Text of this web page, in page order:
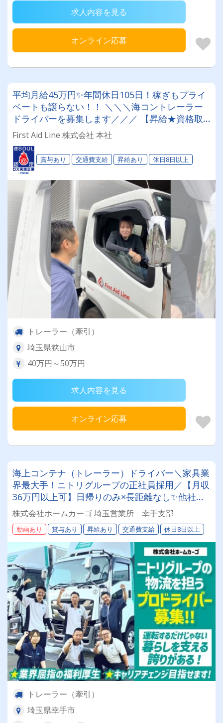
求人内容を見る
オンライン応募
平均月給45万円✨年間休日105日！稼ぎもプライ
ベートも譲らない！！ ＼＼＼海コントレーラー
ドライバーを募集します／／／ 【昇給★資格取
得支援☆ジム設備あり☆20代～50代活躍中✨】
First Aid Line 株式会社 本社
賞与あり 交通費支給 昇給あり 休日8日以上
トレーラー（牽引）
埼玉県狭山市
40万円～50万円
求人内容を見る
オンライン応募
海上コンテナ（トレーラー）ドライバー＼家具業
界最大手！ニトリグループの正社員採用／【月収
36万円以上可】日帰りのみ×長距離なし✨他社に
はないニトリグループならではの福利厚生多数｜
★採用枠に限りあり！人員充足次第、予告なく募
集終了となります＜ご応募はお早目に！＞★
株式会社ホームカーゴ 埼玉営業所 幸手支部
動画あり 賞与あり 昇給あり 交通費支給 休日8日以上
トレーラー（牽引）
埼玉県幸手市